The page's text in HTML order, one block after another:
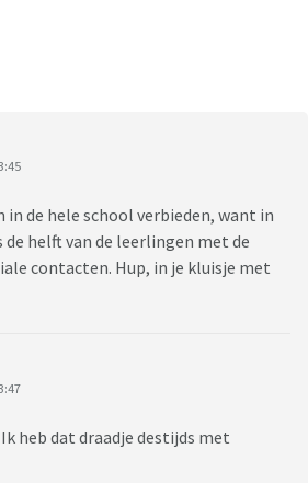
in de hele school verbieden, want in
helft van de leerlingen met de
contacten. Hup, in je kluisje met
heb dat draadje destijds met